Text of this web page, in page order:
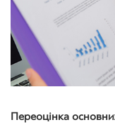
Переоцінка